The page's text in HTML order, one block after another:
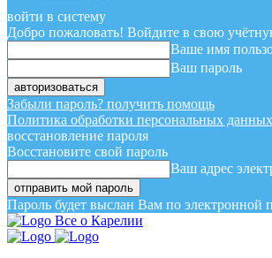
войти в систему
Добро пожаловать! Войдите в свою
Ваше имя
Ваш пароль
Забыли пароль? получить помощь
Политика обработки персональных данных
восстановление пароля
Восстановите свой пароль
Ваш адрес
Пароль будет выслан Вам по электронной
Все о Карелии